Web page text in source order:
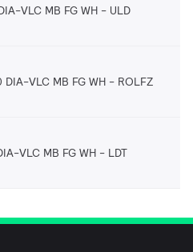
VLC MB FG WH ULD
VLC MB FG WH ROLFZ
VLC MB FG WH LDT